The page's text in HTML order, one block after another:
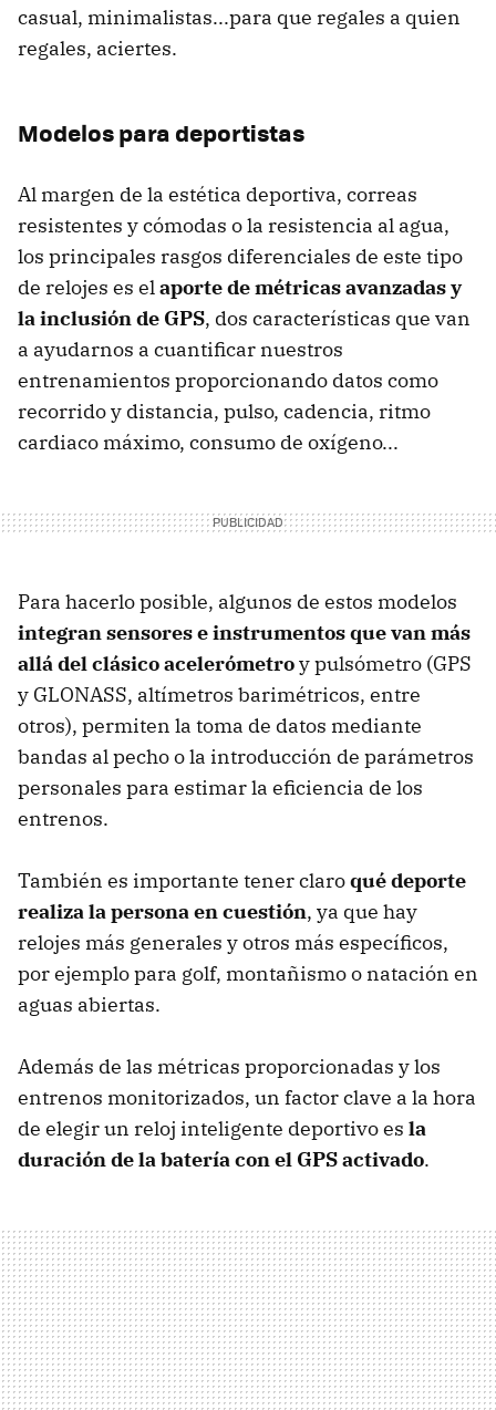
casual, minimalistas...para que regales a quien
regales, aciertes.
Modelos para deportistas
Al margen de la estética deportiva, correas
resistentes y cómodas o la resistencia al agua,
los principales rasgos diferenciales de este tipo
de relojes es elaporte de métricas avanzadas y
la inclusión de GPS, dos características que van
a ayudarnos a cuantificar nuestros
entrenamientos proporcionando datos como
recorrido y distancia, pulso, cadencia, ritmo
cardiaco máximo, consumo de oxígeno...
Para hacerlo posible, algunos de estos modelos
integran sensores e instrumentos que van más
allá del clásico acelerómetroy pulsómetro (GPS
y GLONASS, altímetros barimétricos, entre
otros), permiten la toma de datos mediante
bandas al pecho o la introducción de parámetros
personales para estimar la eficiencia de los
entrenos.
También es importante tener claroqué deporte
realiza la persona en cuestión, ya que hay
relojes más generales y otros más específicos,
por ejemplo para golf, montañismo o natación en
aguas abiertas.
Además de las métricas proporcionadas y los
entrenos monitorizados, un factor clave a la hora
de elegir un reloj inteligente deportivo es la
duración de la batería con el GPS activado.